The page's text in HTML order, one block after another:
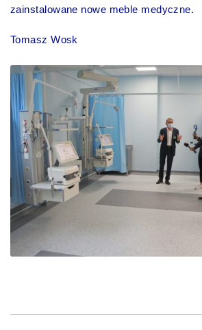
zainstalowane nowe meble medyczne.
Tomasz Wosk